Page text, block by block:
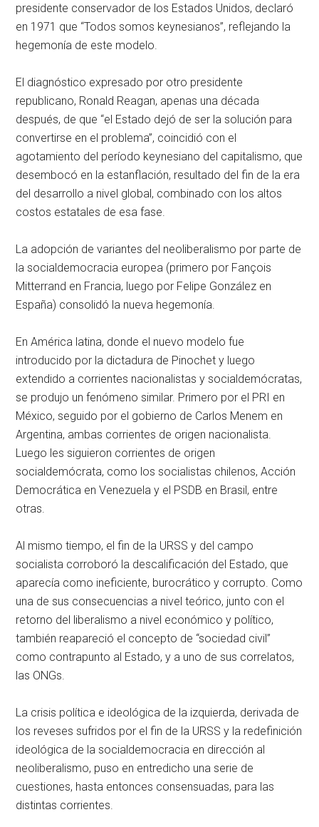
presidente conservador de los Estados Unidos, declaró
en 1971 que “Todos somos keynesianos”, reflejando la
hegemonía de este modelo.
El diagnóstico expresado por otro presidente
republicano, Ronald Reagan, apenas una década
después, de que “el Estado dejó de ser la solución para
convertirse en el problema”, coincidió con el
agotamiento del período keynesiano del capitalismo, que
desembocó en la estanflación, resultado del fin de la era
del desarrollo a nivel global, combinado con los altos
costos estatales de esa fase.
La adopción de variantes del neoliberalismo por parte de
la socialdemocracia europea (primero por Fançois
Mitterrand en Francia, luego por Felipe González en
España) consolidó la nueva hegemonía.
En América latina, donde el nuevo modelo fue
introducido por la dictadura de Pinochet y luego
extendido a corrientes nacionalistas y socialdemócratas,
se produjo un fenómeno similar. Primero por el PRI en
México, seguido por el gobierno de Carlos Menem en
Argentina, ambas corrientes de origen nacionalista.
Luego les siguieron corrientes de origen
socialdemócrata, como los socialistas chilenos, Acción
Democrática en Venezuela y el PSDB en Brasil, entre
otras.
Al mismo tiempo, el fin de la URSS y del campo
socialista corroboró la descalificación del Estado, que
aparecía como ineficiente, burocrático y corrupto. Como
una de sus consecuencias a nivel teórico, junto con el
retorno del liberalismo a nivel económico y político,
también reapareció el concepto de “sociedad civil”
como contrapunto al Estado, y a uno de sus correlatos,
las ONGs.
La crisis política e ideológica de la izquierda, derivada de
los reveses sufridos por el fin de la URSS y la redefinición
ideológica de la socialdemocracia en dirección al
neoliberalismo, puso en entredicho una serie de
cuestiones, hasta entonces consensuadas, para las
distintas corrientes.